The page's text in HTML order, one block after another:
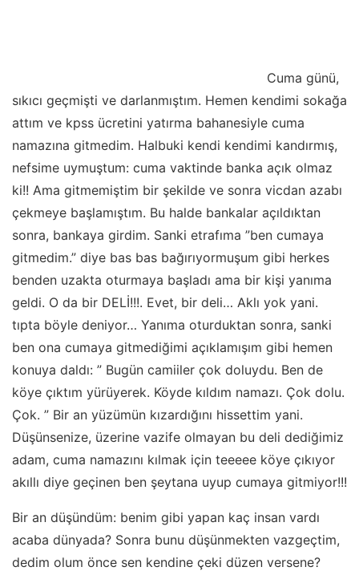
Cuma günü,
sıkıcı geçmişti ve darlanmıştım. Hemen kendimi sokağa
attım ve kpss ücretini yatırma bahanesiyle cuma
namazına gitmedim. Halbuki kendi kendimi kandırmış,
nefsime uymuştum: cuma vaktinde banka açık olmaz
ki!! Ama gitmemiştim bir şekilde ve sonra vicdan azabı
çekmeye başlamıştım. Bu halde bankalar açıldıktan
sonra, bankaya girdim. Sanki etrafıma ”ben cumaya
gitmedim.” diye bas bas bağırıyormuşum gibi herkes
benden uzakta oturmaya başladı ama bir kişi yanıma
geldi. O da bir DELİ!!!. Evet, bir deli… Aklı yok yani.
tıpta böyle deniyor… Yanıma oturduktan sonra, sanki
ben ona cumaya gitmediğimi açıklamışım gibi hemen
konuya daldı: ” Bugün camiiler çok doluydu. Ben de
köye çıktım yürüyerek. Köyde kıldım namazı. Çok dolu.
Çok. ” Bir an yüzümün kızardığını hissettim yani.
Düşünsenize, üzerine vazife olmayan bu deli dediğimiz
adam, cuma namazını kılmak için teeeee köye çıkıyor
akıllı diye geçinen ben şeytana uyup cumaya gitmiyor!!!
Bir an düşündüm: benim gibi yapan kaç insan vardı
acaba dünyada? Sonra bunu düşünmekten vazgeçtim,
dedim olum önce sen kendine çeki düzen versene?